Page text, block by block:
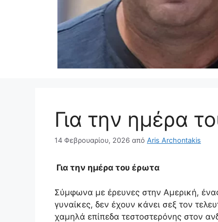
Για την ημέρα
14 Φεβρουαρίου, 2026 από Aris Archontakis
Για την ημέρα του έρωτα
Σύμφωνα με έρευνες στην Αμερική,
γυναίκες, δεν έχουν κάνει σεξ τον
χαμηλά επίπεδα τεστοστερόνης στον